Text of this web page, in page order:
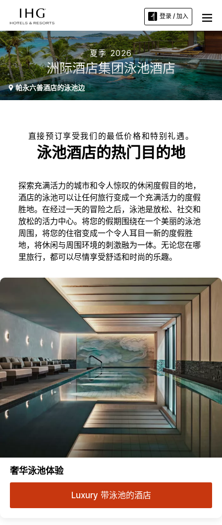
登录 / 加入
帕永六善酒店的泳池边
夏季 2026
洲际酒店集团泳池酒店
直接预订享受我们的最低价格和特别礼遇。
泳池酒店的热门目的地
探索充满活力的城市和令人惊叹的休闲度假目的地，
酒店的泳池可以让任何旅行变成一个充满活力的度假
胜地。在经过一天的冒险之后，泳池是放松、社交和
放松的活力中心。将您的假期围绕在一个美丽的泳池
周围，将您的住宿变成一个令人耳目一新的度假胜
地，将休闲与周围环境的刺激融为一体。无论您在哪
里旅行，都可以尽情享受舒适和时尚的乐趣。
奢华泳池体验
Luxury 带泳池的酒店